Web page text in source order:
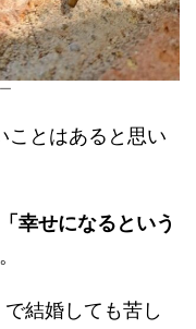
ことはあると思い
「幸せになるという
結婚しても苦し